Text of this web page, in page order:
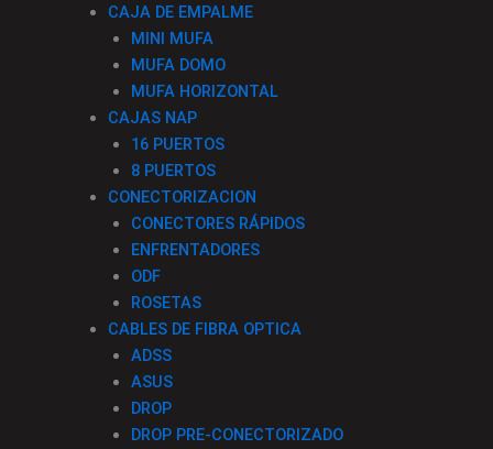
CAJA DE EMPALME
MINI MUFA
MUFA DOMO
MUFA HORIZONTAL
CAJAS NAP
16 PUERTOS
8 PUERTOS
CONECTORIZACION
CONECTORES RÁPIDOS
ENFRENTADORES
ODF
ROSETAS
CABLES DE FIBRA OPTICA
ADSS
ASUS
DROP
DROP PRE-CONECTORIZADO